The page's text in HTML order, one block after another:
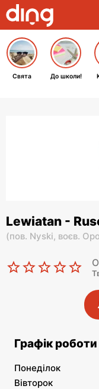
Свята До школи!
Lewiatan -
(пов. Nyski, воєв.
Графік роботи
Понеділок
Вівторок